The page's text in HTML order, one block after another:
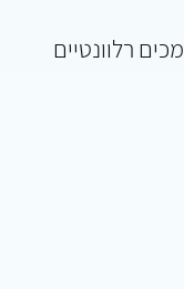
רלוונטיים